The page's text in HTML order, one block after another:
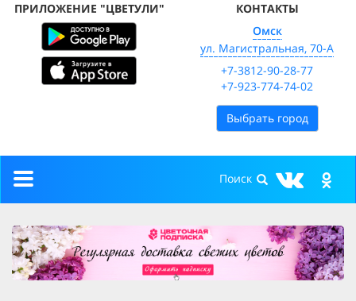
ПРИЛОЖЕНИЕ "ЦВЕТУЛИ"
КОНТАКТЫ
Омск
ул. Магистральная, 70-А
+7-3812-90-28-77
+7-923-774-74-02
Выбрать город
Toggle